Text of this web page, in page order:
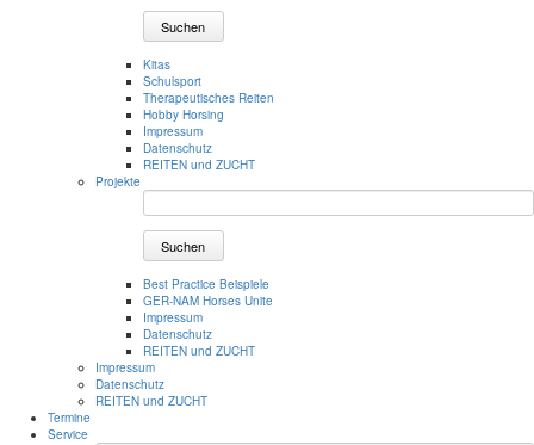
Suchen
Kitas
Schulsport
Therapeutisches Reiten
Hobby Horsing
Impressum
Datenschutz
REITEN und ZUCHT
Projekte
Suchen
Best Practice Beispiele
GER-NAM Horses Unite
Impressum
Datenschutz
REITEN und ZUCHT
Impressum
Datenschutz
REITEN und ZUCHT
Termine
Service